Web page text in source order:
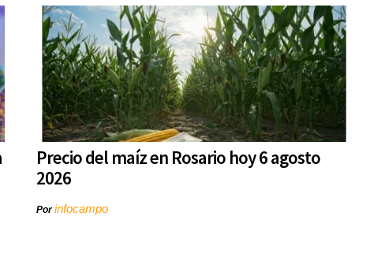
Precio del maíz en Rosario hoy 6 agosto
2026
Porinfocampo